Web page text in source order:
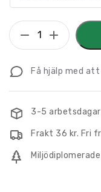
24h
om
dygnet
Få hjälp med att
3-5 arbetsdagar
Frakt 36 kr. Fri